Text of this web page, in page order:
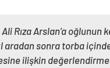
Ali Rıza Arslan’a oğlunun
aradan sonra torba
ilişkin